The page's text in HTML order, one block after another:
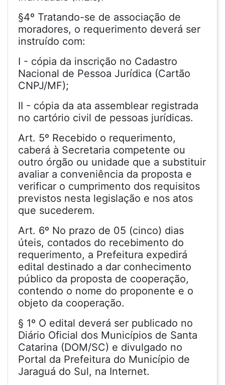
§4º Tratando-se de associação de
moradores, o requerimento deverá ser
instruído com:
I - cópia da inscrição no Cadastro
Nacional de Pessoa Jurídica (Cartão
CNPJ/MF);
II - cópia da ata assemblear registrada
no cartório civil de pessoas jurídicas.
Art. 5º Recebido o requerimento,
caberá à Secretaria competente ou
outro órgão ou unidade que a substituir
avaliar a conveniência da proposta e
verificar o cumprimento dos requisitos
previstos nesta legislação e nos atos
que sucederem.
Art. 6º No prazo de 05 (cinco) dias
úteis, contados do recebimento do
requerimento, a Prefeitura expedirá
edital destinado a dar conhecimento
público da proposta de cooperação,
contendo o nome do proponente e o
objeto da cooperação.
§ 1º O edital deverá ser publicado no
Diário Oficial dos Municípios de Santa
Catarina (DOM/SC) e divulgado no
Portal da Prefeitura do Município de
Jaraguá do Sul, na Internet.